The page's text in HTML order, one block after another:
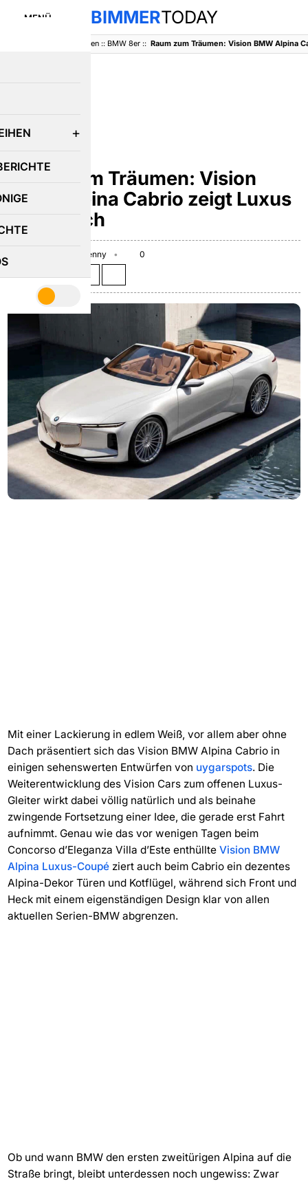
MENÜ BIMMERTODAY
Baureihen:: BMW 8er::
Raum zum Träumen: Vision
BMW Alpina Cabrio zeigt Luxus
ohne Dach
Benny
0
Mit einer Lackierung in edlem Weiß, vor allem aber ohne
Dach präsentiert sich das Vision BMW Alpina Cabrio in
einigen sehenswerten Entwürfen von uygarspots. Die
Weiterentwicklung des Vision Cars zum offenen Luxus-
Gleiter wirkt dabei völlig natürlich und als beinahe
zwingende Fortsetzung einer Idee, die gerade erst Fahrt
aufnimmt. Genau wie das vor wenigen Tagen beim
Concorso d’Eleganza Villa d’Este enthüllte Vision BMW
Alpina Luxus-Coupéziert auch beim Cabrio ein dezentes
Alpina-Dekor Türen und Kotflügel, während sich Front und
Heck mit einem eigenständigen Design klar von allen
aktuellen Serien-BMW abgrenzen.
Ob und wann BMW den ersten zweitürigen Alpina auf die
Straße bringt, bleibt unterdessen noch ungewiss: Zwar